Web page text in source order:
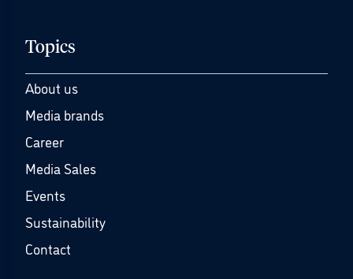
Topics
About us
Media brands
Career
Media Sales
Events
Sustainability
Contact